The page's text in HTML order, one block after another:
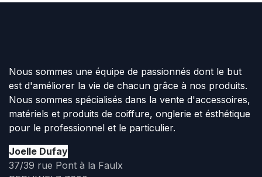
Nous sommes une équipe de passionnés dont le but
est d'améliorer la vie de chacun grâce à nos produits.
Nous sommes spécialisés dans la vente d'accessoires,
matériels et produits de coiffure, onglerie et ésthétique
pour le professionnel et le particulier.
Joelle Dufay
37/39 rue Pont à la Faulx